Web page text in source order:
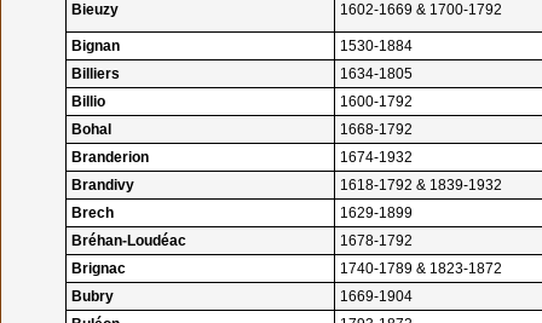
Bieuzy 1602-1669 & 1700-1792
Bignan
1530-1884
Billiers
1634-1805
Billio
1600-1792
Bohal
1668-1792
Branderion
1674-1932
Brandivy
1618-1792 & 1839-1932
Brech
1629-1899
Bréhan-Loudéac
1678-1792
Brignac
1740-1789 & 1823-1872
Bubry
1669-1904